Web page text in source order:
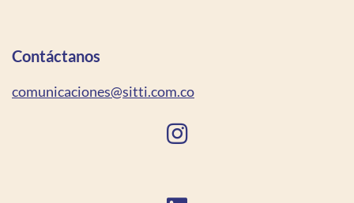
Contáctanos
comunicaciones@sitti.com.co